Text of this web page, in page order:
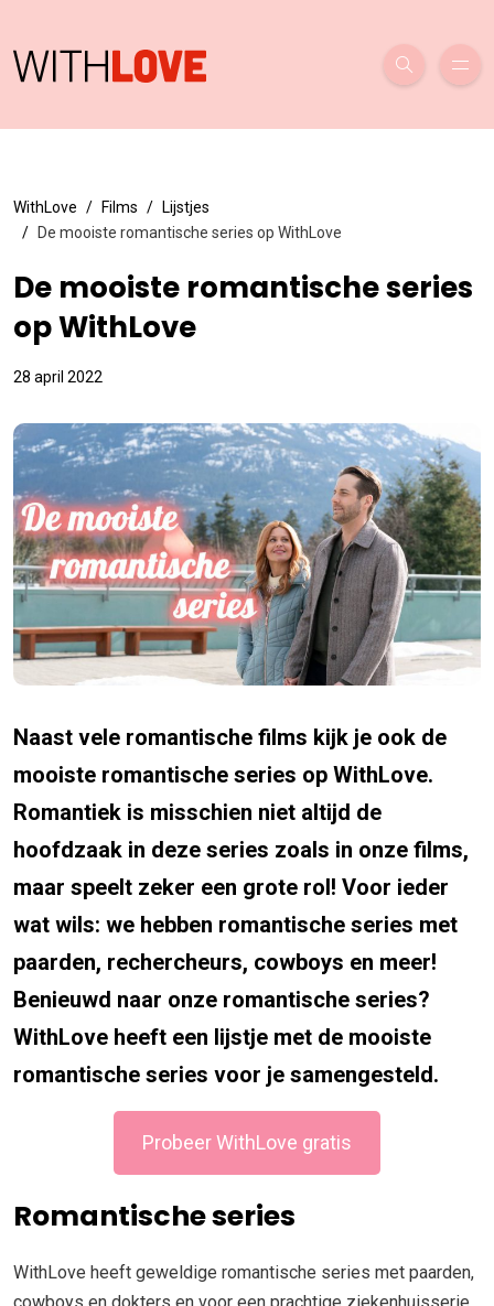
WithLove Films
Lijstjes
De mooiste romantische series op WithLove
De mooiste romantische series
op WithLove
28 april 2022
Naast vele romantische films kijk je ook de
mooiste romantische series op WithLove.
Romantiek is misschien niet altijd de
hoofdzaak in deze series zoals in onze films,
maar speelt zeker een grote rol! Voor ieder
wat wils: we hebben romantische series met
paarden, rechercheurs, cowboys en meer!
Benieuwd naar onze romantische series?
WithLove heeft een lijstje met de mooiste
romantische series voor je samengesteld.
Probeer WithLove gratis
Romantische series
WithLove heeft geweldige romantische series met paarden,